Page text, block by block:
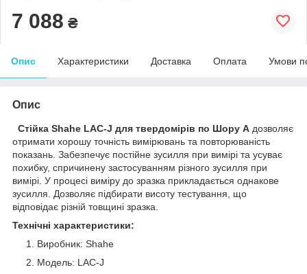
7 088 ₴
Опис Характеристики Доставка Оплата Умови
Опис
Стійка Shahe LAC-J для твердомірів по Шору A дозволяє
отримати хорошу точність вимірювань та повторюваність
показань. Забезпечує постійне зусилля при вимірі та усуває
похибку, спричинену застосуванням різного зусилля при
вимірі. У процесі виміру до зразка прикладається однакове
зусилля. Дозволяє підбирати висоту тестування, що
відповідає різній товщині зразка.
Технічні характеристики:
Виробник: Shahe
Модель: LAC-J